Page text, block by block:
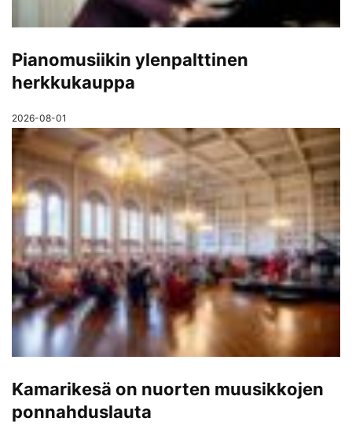
Pianomusiikin ylenpalttinen
herkkukauppa
2026-08-01
Kamarikesä on nuorten muusikkojen
ponnahduslauta